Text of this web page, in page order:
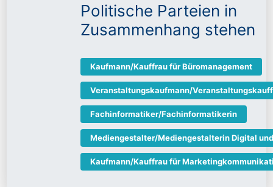
Politische Parteien in
Zusammenhang stehen
Kaufmann/Kauffrau für Büromanagement
Veranstaltungskaufmann/
Fachinformatiker/Fachinformatikerin
Mediengestalter/Mediengestalterin Digital
Kaufmann/Kauffrau für